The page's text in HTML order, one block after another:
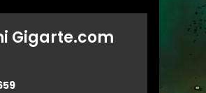
Gigarte.com